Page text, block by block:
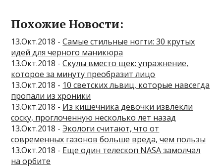
Похожие Новости:
13.Окт.2018 -Самые стильные ногти: 30 крутых
идей для черного маникюра
13.Окт.2018 -Скулы вместо щек: упражнение,
которое за минуту преобразит лицо
13.Окт.2018 - 10 светских львиц, которые навсегда
пропали из хроники
13.Окт.2018 - Из кишечника девочки извлекли
соску, проглоченную несколько лет назад
13.Окт.2018 -Экологи считают, что от
современных газонов больше вреда, чем пользы
13.Окт.2018 - Еще один телескоп NASA замолчал
на орбите